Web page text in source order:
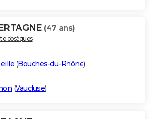
(47 ans)
obsèques
(Bouches-du-Rhône)
(Vaucluse)